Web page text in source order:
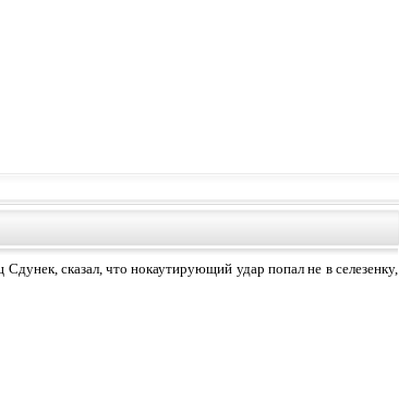
сказал, что нокаутирующий удар попал не в селезенку,